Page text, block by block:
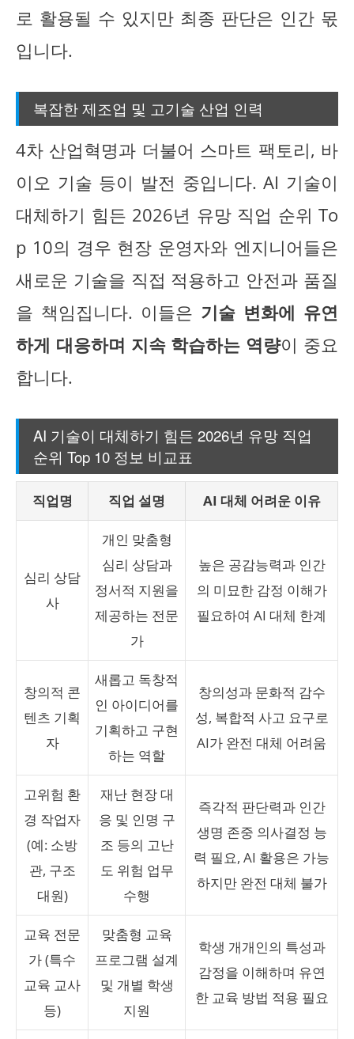
로 활용될 수 있지만 최종 판단은 인간 몫
입니다.
복잡한 제조업 및 고기술 산업 인력
4차 산업혁명과 더불어 스마트 팩토리, 바
이오 기술 등이 발전 중입니다. AI 기술이
대체하기 힘든 2026년 유망 직업 순위 To
p 10의 경우 현장 운영자와 엔지니어들은
새로운 기술을 직접 적용하고 안전과 품질
을 책임집니다. 이들은 기술 변화에 유연
하게 대응하며 지속 학습하는 역량이 중요
합니다.
AI 기술이 대체하기 힘든 2026년 유망 직업
순위 Top 10 정보 비교표
직업명 직업 설명 AI 대체 어려운 이유
심리 상담
사
개인 맞춤형
심리 상담과
정서적 지원을
제공하는 전문
가
높은 공감능력과 인간
의 미묘한 감정 이해가
필요하여 AI 대체 한계
창의적 콘
텐츠 기획
자
새롭고 독창적
인 아이디어를
기획하고 구현
하는 역할
창의성과 문화적 감수
성, 복합적 사고 요구로
AI가 완전 대체 어려움
고위험 환
경 작업자
(예: 소방
관, 구조
대원)
재난 현장 대
응 및 인명 구
조 등의 고난
도 위험 업무
수행
즉각적 판단력과 인간
생명 존중 의사결정 능
력 필요, AI 활용은 가능
하지만 완전 대체 불가
교육 전문
가 (특수
교육 교사
등)
맞춤형 교육
프로그램 설계
및 개별 학생
지원
학생 개개인의 특성과
감정을 이해하며 유연
한 교육 방법 적용 필요